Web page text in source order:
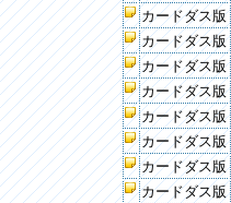
カードダス版
カードダス版
カードダス版
カードダス版
カードダス版
カードダス版
カードダス版
カードダス版